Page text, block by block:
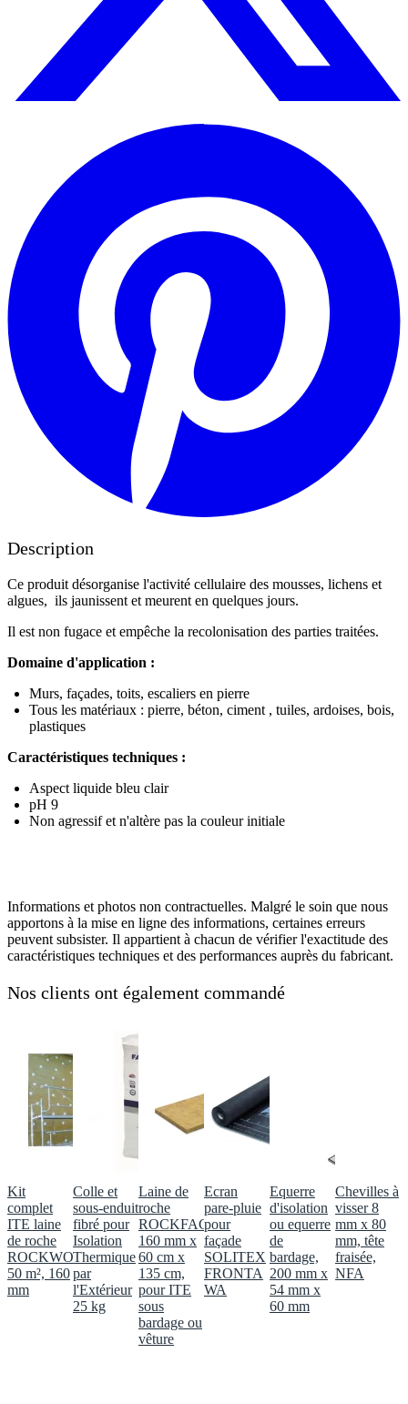
Description
Ce produit désorganise l'activité cellulaire des mousses, lichens et
algues, ils jaunissent et meurent en quelques jours.
Il est non fugace et empêche la recolonisation des parties traitées.
Domaine d'application :
Murs, façades, toits, escaliers en pierre
Tous les matériaux : pierre, béton, ciment , tuiles, ardoises, bois,
plastiques
Caractéristiques techniques :
Aspect liquide bleu clair
pH 9
Non agressif et n'altère pas la couleur initiale
Informations et photos non contractuelles. Malgré le soin que nous
apportons à la mise en ligne des informations, certaines erreurs
peuvent subsister. Il appartient à chacun de vérifier l'exactitude des
caractéristiques techniques et des performances auprès du fabricant.
Nos clients ont également commandé
Kit
complet
ITE laine
de roche
ROCKWOOL,
50 m², 160
mm
Colle et
sous-enduit
fibré pour
Isolation
Thermique
par
l'Extérieur
25 kg
Laine de
roche
ROCKFACADE
160 mm x
60 cm x
135 cm,
pour ITE
sous
bardage ou
vêture
Ecran
pare-pluie
pour
façade
SOLITEX
FRONTA
WA
Equerre
d'isolation
ou equerre
de
bardage,
200 mm x
54 mm x
60 mm
Chevilles à
visser 8
mm x 80
mm, tête
fraisée,
NFA